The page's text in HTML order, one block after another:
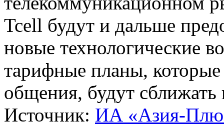
Tcell будут и дальше
новые технологические
тарифные планы, которые
общения, будут
Источник: ИА «Азия-